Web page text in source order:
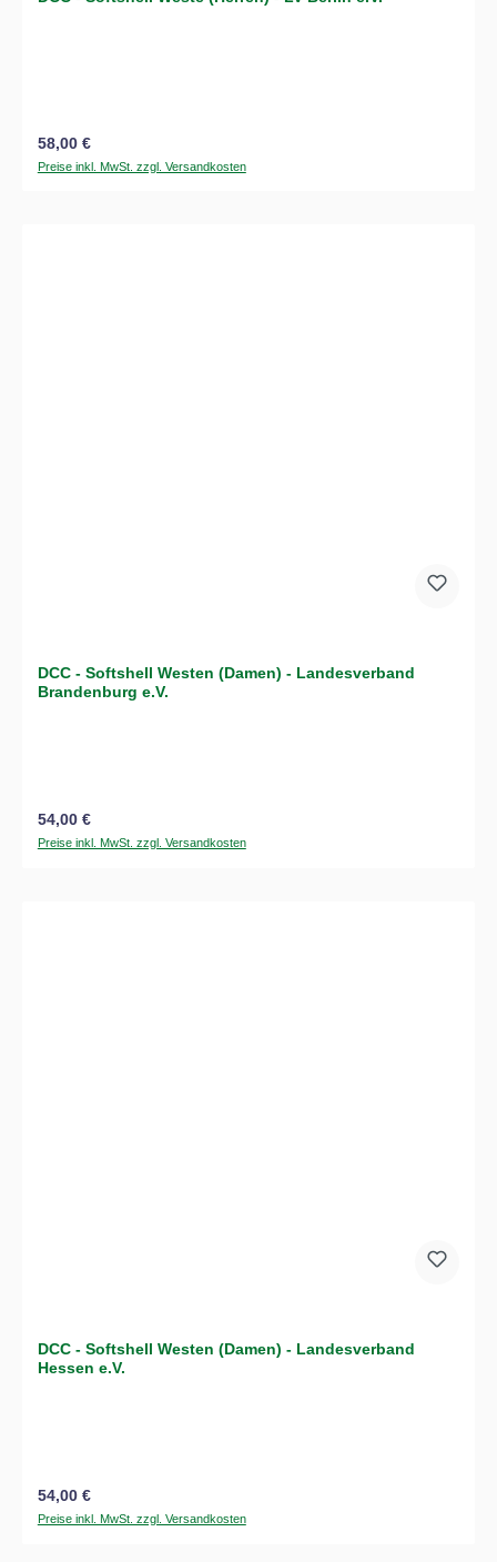
Regulärer Preis:
58,00 €
Preise inkl. MwSt. zzgl. Versandkosten
DCC - Softshell Westen (Damen) - Landesverband
Brandenburg e.V.
Regulärer Preis:
54,00 €
Preise inkl. MwSt. zzgl. Versandkosten
DCC - Softshell Westen (Damen) - Landesverband
Hessen e.V.
Regulärer Preis:
54,00 €
Preise inkl. MwSt. zzgl. Versandkosten